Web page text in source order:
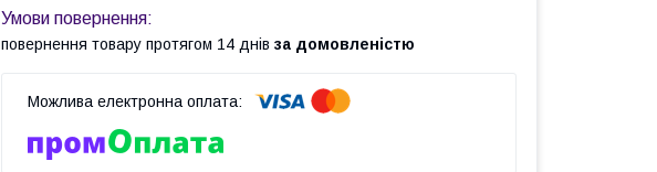
повернення товару протягом 14 днів за домовленістю